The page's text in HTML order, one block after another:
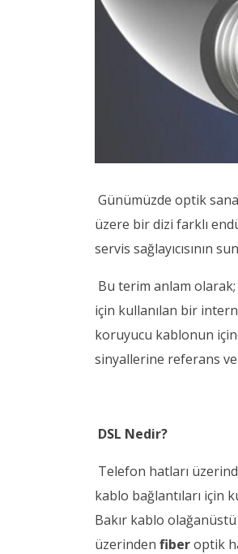
Günümüzde optik
üzere bir dizi farklı
servis sağlayıcısının
Bu terim anlam olarak;
için kullanılan bir
koruyucu kablonun
sinyallerine referans
DSL Nedir?
Telefon hatları
kablo bağlantıları için
Bakır kablo
üzerinden fiberoptik